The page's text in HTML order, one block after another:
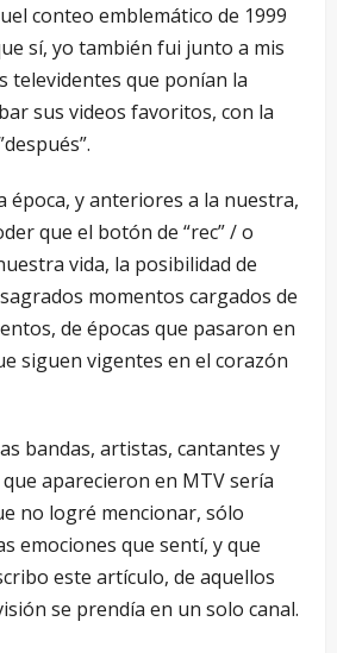
conteo emblemático de 1999
sí, yo también fui junto a mis
televidentes que ponían la
sus videos favoritos, con la
época, y anteriores a la nuestra,
que el botón de “rec” / o
vida, la posibilidad de
momentos cargados de
de épocas que pasaron en
siguen vigentes en el corazón
bandas, artistas, cantantes y
aparecieron en MTV sería
no logré mencionar, sólo
emociones que sentí, y que
este artículo, de aquellos
se prendía en un solo canal.